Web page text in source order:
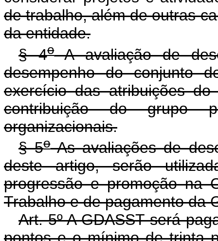
de trabalho, além de outras
da entidade.
§ 4oA avaliação de
desempenho do conjunto
exercício das atribuições
contribuição do grupo
organizacionais.
§ 5oAs avaliações de
deste artigo, serão
progressão e promoção na
Trabalho e de pagamento da
Art. 5º A GDASST será